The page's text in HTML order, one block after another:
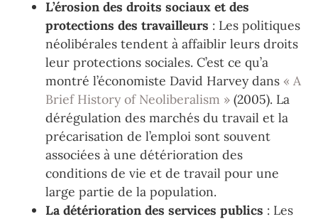
L’érosion des droits sociaux et des
protections des travailleurs : Les politiques
néolibérales tendent à affaiblir leurs droits
leur protections sociales. C’est ce qu’a
montré l’économiste David Harvey dans « A
Brief History of Neoliberalism » (2005). La
dérégulation des marchés du travail et la
précarisation de l’emploi sont souvent
associées à une détérioration des
conditions de vie et de travail pour une
large partie de la population.
La détérioration des services publics : Les